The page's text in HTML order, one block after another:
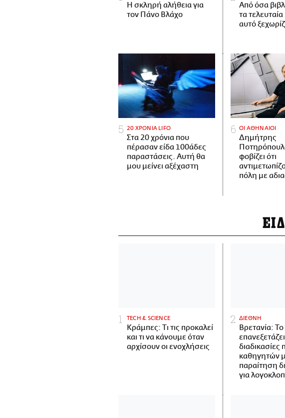
H σκληρή αλήθεια για
τον Πάνο Βλάχο
Από όσα
τα
αυτό
20 ΧΡΟΝΙΑ LIFO
Στα 20 χρόνια που
πέρασαν είδα 100άδες
παραστάσεις. Αυτή θα
μου μείνει αξέχαστη
ΟΙ ΑΘΗΝΑΙΟΙ
Δημήτρης
φοβίζει ότι
πόλη με
ΤECH & SCIENCE
Κράμπες: Τι τις προκαλεί
και τι να κάνουμε όταν
αρχίσουν οι ενοχλήσεις
ΔΙΕΘΝΗ
Βρετανία: Το
επανεξετάζει
καθηγητών
παραίτηση
για